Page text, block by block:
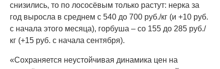
снизились, то по лососёвым только растут: нерка за
год выросла в среднем с 540 до 700 руб./кг (и +10 руб.
с начала этого месяца), горбуша – со 155 до 285 руб./
кг (+15 руб. с начала сентября).
«Сохраняется неустойчивая динамика цен на